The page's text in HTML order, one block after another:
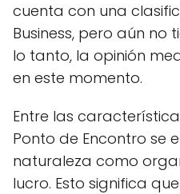
cuenta con una
Business, pero aún no
lo tanto, la opinión
en este momento.
Entre las
Ponto de Encontro se
naturaleza como
lucro. Esto significa